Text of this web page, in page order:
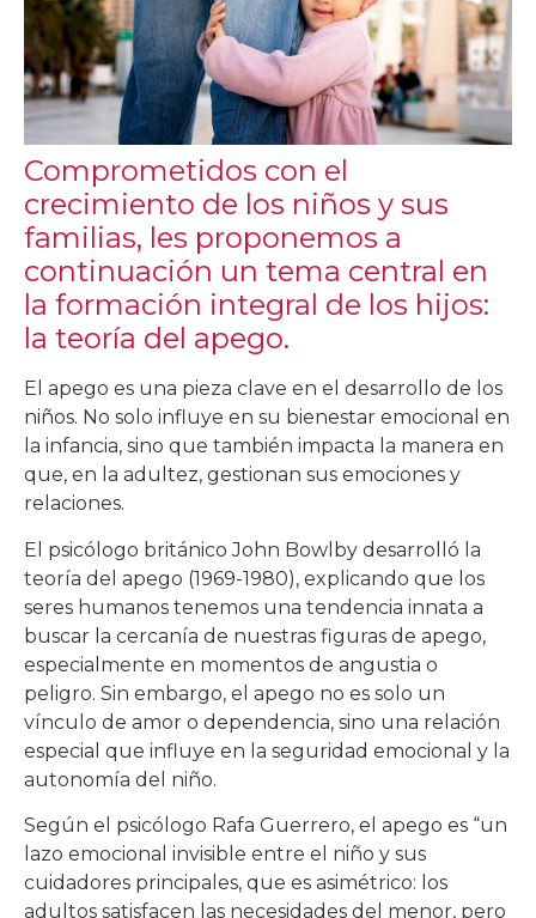
Comprometidos con el
crecimiento de los niños y sus
familias, les proponemos a
continuación un tema central en
la formación integral de los hijos:
la teoría del apego.
El apego es una pieza clave en el desarrollo de los
niños. No solo influye en su bienestar emocional en
la infancia, sino que también impacta la manera en
que, en la adultez, gestionan sus emociones y
relaciones.
El psicólogo británico John Bowlby desarrolló la
teoría del apego (1969-1980), explicando que los
seres humanos tenemos una tendencia innata a
buscar la cercanía de nuestras figuras de apego,
especialmente en momentos de angustia o
peligro. Sin embargo, el apego no es solo un
vínculo de amor o dependencia, sino una relación
especial que influye en la seguridad emocional y la
autonomía del niño.
Según el psicólogo Rafa Guerrero, el apego es “un
lazo emocional invisible entre el niño y sus
cuidadores principales, que es asimétrico: los
adultos satisfacen las necesidades del menor, pero